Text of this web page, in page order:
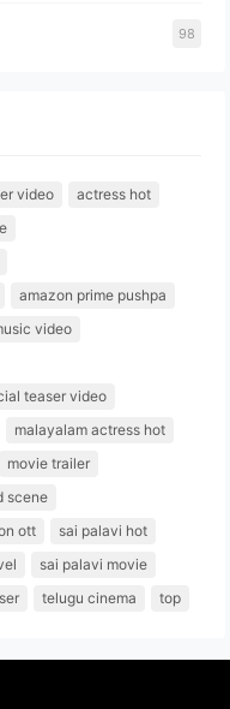
98
video
actress hot
amazon prime pushpa
video
teaser video
malayalam actress hot
movie trailer
scene
ott
sai palavi hot
sai palavi movie
telugu cinema top